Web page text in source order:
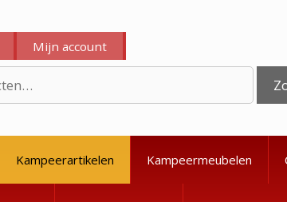
Mijn account
Kampeerartikelen Kampeermeubelen